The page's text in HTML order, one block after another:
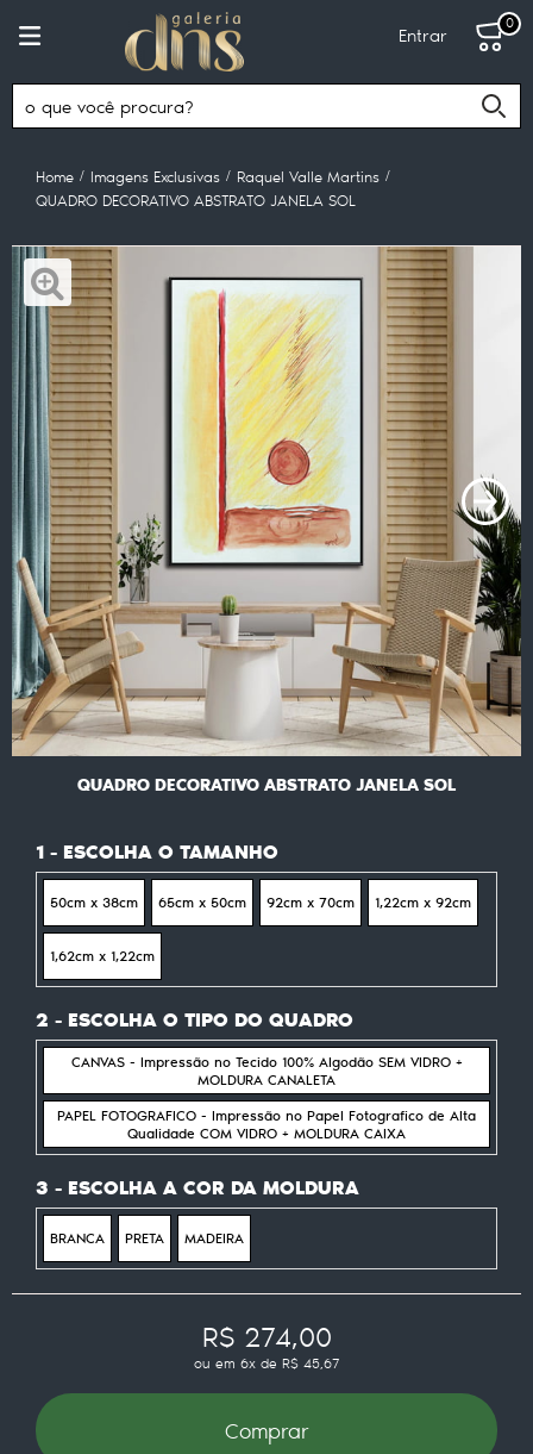
Entrar
0
Home Imagens Exclusivas
Raquel Valle Martins
QUADRO DECORATIVO ABSTRATO JANELA SOL
QUADRO DECORATIVO ABSTRATO JANELA SOL
1 - ESCOLHA O TAMANHO
50cm x 38cm 65cm x 50cm 92cm x 70cm 1,22cm x 92cm
1,62cm x 1,22cm
2 - ESCOLHA O TIPO DO QUADRO
CANVAS - Impressão no Tecido 100% Algodão SEM VIDRO +
MOLDURA CANALETA
PAPEL FOTOGRAFICO - Impressão no Papel Fotografico de Alta
Qualidade COM VIDRO + MOLDURA CAIXA
3 - ESCOLHA A COR DA MOLDURA
BRANCA PRETA MADEIRA
R$ 274,00
ou em 6x de R$ 45,67
Comprar